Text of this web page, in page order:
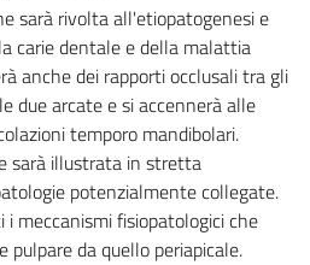
sarà rivolta all'etiopatogenesi e
carie dentale e della malattia
anche dei rapporti occlusali tra gli
due arcate e si accennerà alle
temporo mandibolari.
sarà illustrata in stretta
potenzialmente collegate.
meccanismi fisiopatologici che
pulpare da quello periapicale.